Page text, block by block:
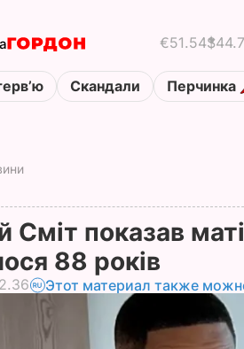
€51.54
Скандали Перчинка
Сміт показав
88 років
Этот материал также